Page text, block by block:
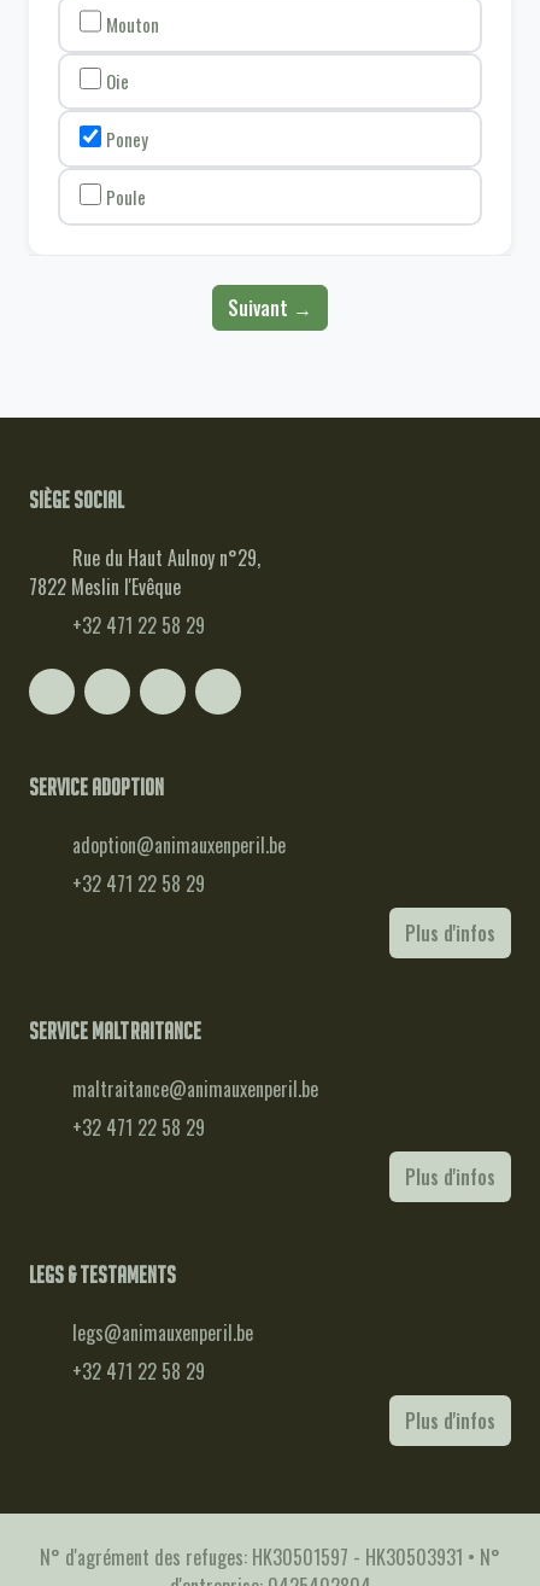
Mouton
Oie
Poney
Poule
Suivant →
Siège social
Rue du Haut Aulnoy n°29,
7822 Meslin l'Evêque
+32 471 22 58 29
Service adoption
adoption@animauxenperil.be
+32 471 22 58 29
Plus d'infos
Service maltraitance
maltraitance@animauxenperil.be
+32 471 22 58 29
Plus d'infos
Legs & testaments
legs@animauxenperil.be
+32 471 22 58 29
Plus d'infos
N° d'agrément des refuges: HK30501597 - HK30503931 • N°